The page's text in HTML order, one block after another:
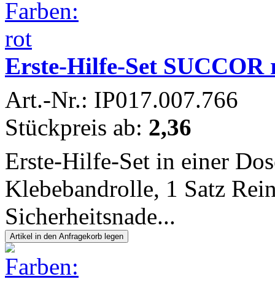
Erste-Hilfe-Set SUCCOR
Art.-Nr.: IP017.007.766
Stückpreis ab: 2,36
Erste-Hilfe-Set in einer
Klebebandrolle, 1 Satz
Sicherheitsnade...